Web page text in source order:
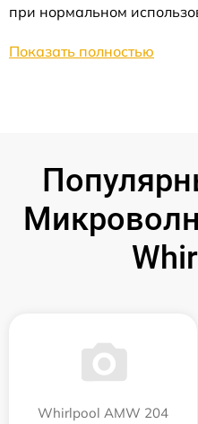
при нормальном
Показать полностью
Whirlpool AMW 204